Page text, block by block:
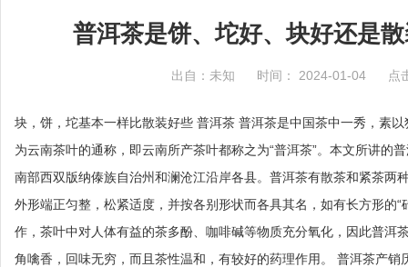
普洱茶是饼、坨好、块好还是
出自：未知 时间： 2024-01-04 点
块，饼，坨基本一样比散装好些 普洱茶 普洱茶是中国茶中一秀，素
为云南茶叶的通称，即云南所产茶叶都称之为“普洱茶”。本文所讲
南部西双版纳傣族自治州和澜沧江沿岸各县。普洱茶有散茶和紧茶
外形端正匀整，松紧适度，并按各别形状而各具其名，如有长方形的
作，茶叶中对人体有益的茶多酚、咖啡碱等物质充分氧化，因此普
角噙香，回味无穷，而且茶性温和，有较好的药理作用。 普洱茶产